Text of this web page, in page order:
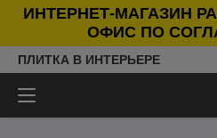
ИНТЕРНЕТ-МАГАЗИН
ОФИС ПО
ПЛИТКА В ИНТЕРЬЕРЕ